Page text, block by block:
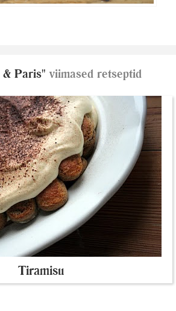
& Paris" viimased retseptid
Tiramisu